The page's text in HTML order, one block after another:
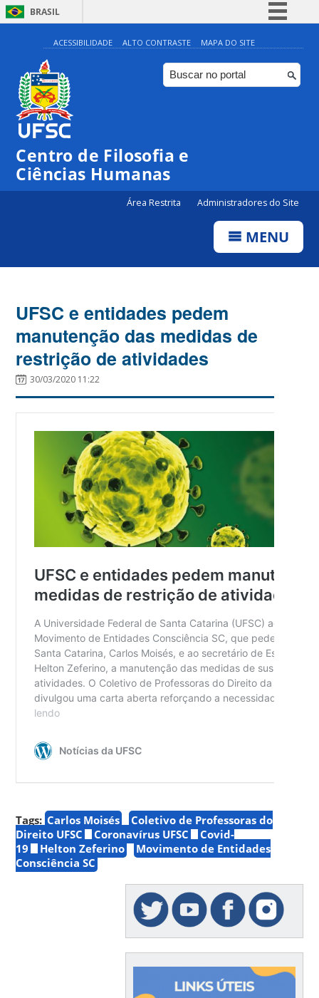
BRASIL
Simplifique!
Comunica BR
Participe
ACESSIBILIDADE ALTO CONTRASTE MAPA DO SITE
Centro de Filosofia e
Ciências Humanas
Área Restrita Administradores do Site
MENU
UFSC e entidades pedem
manutenção das medidas de
restrição de atividades
30/03/2020 11:22
Tags: Carlos Moisés
Coletivo de Professoras do
Direito UFSC
Coronavírus UFSC
Covid-
19
Helton Zeferino
Movimento de Entidades
Consciência SC